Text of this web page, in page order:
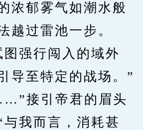
浓郁雾气如潮水般
越过雷池一步。
强行闯入的域外
导至特定的战场。”
接引帝君的眉头
我而言，消耗甚